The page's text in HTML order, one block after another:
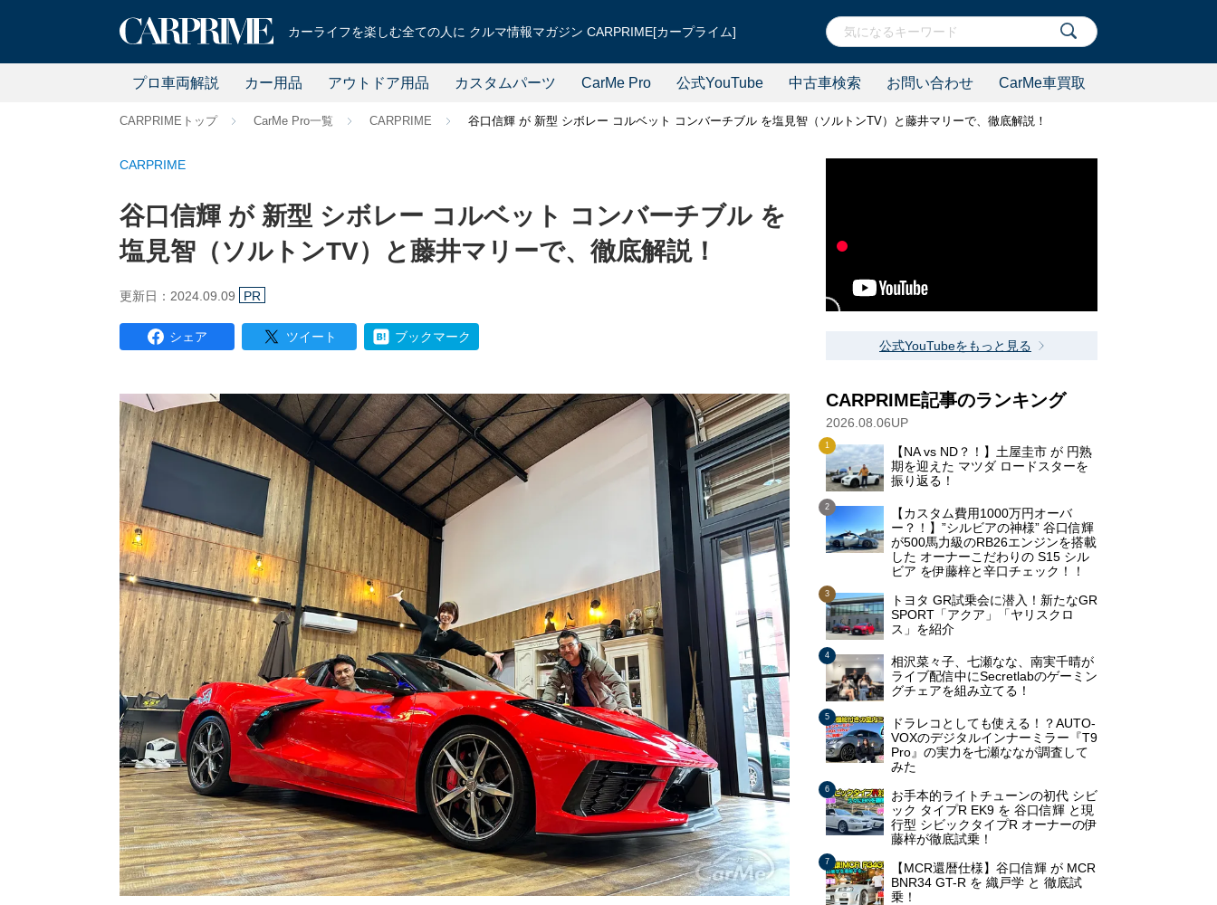
カーライフを楽しむ全ての人に クルマ情報マガジン CARPRIME[カープライム]
プロ車両解説 カー用品 アウトドア用品 カスタムパーツ CarMe Pro 公式YouTube 中古車検索 お問い合わせ CarMe車買取
CARPRIMEトップ CarMe Pro一覧 CARPRIME 谷口信輝 が 新型 シボレー コルベット コンバーチブル を塩見智（ソルトンTV）と藤井マリーで、徹底解説！
CARPRIME
谷口信輝 が 新型 シボレー コルベット コンバーチブル を
塩見智（ソルトンTV）と藤井マリーで、徹底解説！
更新日：2024.09.09 PR
シェア ツイート ブックマーク
公式YouTubeをもっと見る
CARPRIME記事のランキング
2026.08.06UP
【NA vs ND？！】土屋圭市 が 円熟
期を迎えた マツダ ロードスターを
振り返る！
【カスタム費用1000万円オーバ
ー？！】”シルビアの神様” 谷口信輝
が500馬力級のRB26エンジンを搭載
した オーナーこだわりの S15 シル
ビア を伊藤梓と辛口チェック！！
トヨタ GR試乗会に潜入！新たなGR
SPORT「アクア」「ヤリスクロ
ス」を紹介
相沢菜々子、七瀬なな、南実千晴が
ライブ配信中にSecretlabのゲーミン
グチェアを組み立てる！
ドラレコとしても使える！？AUTO-
VOXのデジタルインナーミラー『T9
Pro』の実力を七瀬ななが調査して
みた
お手本的ライトチューンの初代 シビ
ック タイプR EK9 を 谷口信輝 と現
行型 シビックタイプR オーナーの伊
藤梓が徹底試乗！
【MCR還暦仕様】谷口信輝 が MCR
BNR34 GT-R を 織戸学 と 徹底試
乗！